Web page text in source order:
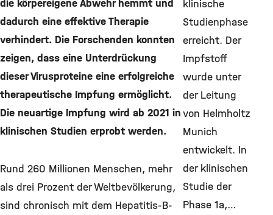
die körpereigene Abwehr hemmt und
dadurch eine effektive Therapie
verhindert. Die Forschenden konnten
zeigen, dass eine Unterdrückung
dieser Virusproteine eine erfolgreiche
therapeutische Impfung ermöglicht.
Die neuartige Impfung wird ab 2021 in
klinischen Studien erprobt werden.
Rund 260 Millionen Menschen, mehr
als drei Prozent der Weltbevölkerung,
sind chronisch mit dem Hepatitis-B-
klinische
Studienphase
erreicht. Der
Impfstoff
wurde unter
der Leitung
von Helmholtz
Munich
entwickelt. In
der klinischen
Studie der
Phase 1a,…